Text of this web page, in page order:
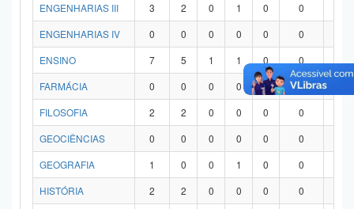
ENGENHARIAS III
3 2 0 1 0 0
ENGENHARIAS IV
0 0 0 0 0 0
ENSINO
7 5 1 1 0 0
FARMÁCIA
0 0 0 0 0 0
FILOSOFIA
2 2 0 0 0 0
GEOCIÊNCIAS
0 0 0 0 0 0
GEOGRAFIA
1 0 0 1 0 0
HISTÓRIA
2 2 0 0 0 0